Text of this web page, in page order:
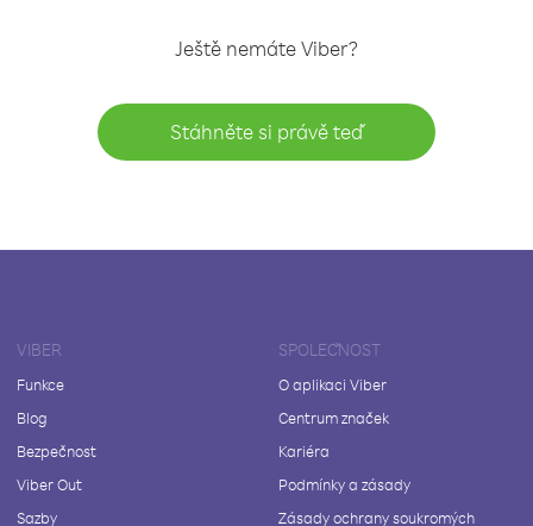
Ještě nemáte Viber?
Stáhněte si právě teď
VIBER
Funkce
Blog
Bezpečnost
Viber Out
Sazby
SPOLEČNOST
O aplikaci Viber
Centrum značek
Kariéra
Podmínky a zásady
Zásady ochrany soukromých